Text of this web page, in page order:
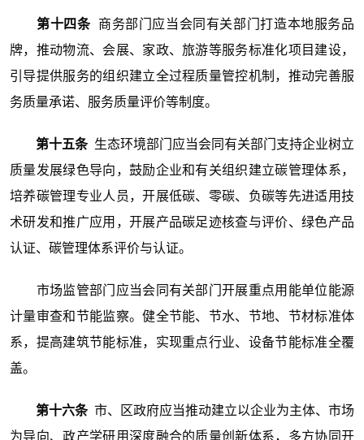
第十四条 商务部门应当会同有关部门打造本地服务品
牌，推动物流、会展、家政、旅游等服务标准化项目建设，
引导提供服务的组织建立全过程质量管控机制，推动完善服
务质量承诺、服务质量评价等制度。
第十五条 生态环境部门应当会同有关部门支持企业树立
质量发展绿色导向，鼓励企业和有关组织建立碳管理体系，
培养碳管理专业人员，开展低碳、零碳、负碳等先进适用技
术研发和推广应用，开展产品碳足迹核查与评价、绿色产品
认证、碳管理体系评价与认证。
市场监管部门应当会同有关部门开展重点用能单位能源
计量审查和节能监察。健全节能、节水、节地、节材标准体
系，提高建筑节能标准，实现重点行业、设备节能标准全覆
盖。
第十六条 市、区政府应当推动建立以企业为主体、市场
为导向、政产学研用深度融合的质量创新体系，多方协同开